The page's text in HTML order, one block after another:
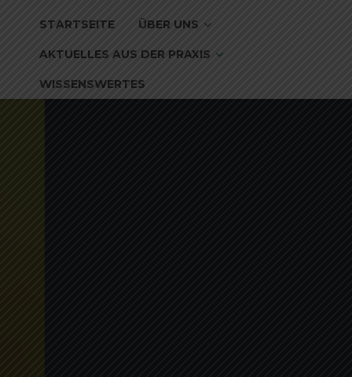
STARTSEITE ÜBER UNS
AKTUELLES AUS DER PRAXIS
WISSENSWERTES